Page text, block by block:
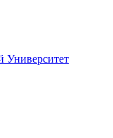
Университет